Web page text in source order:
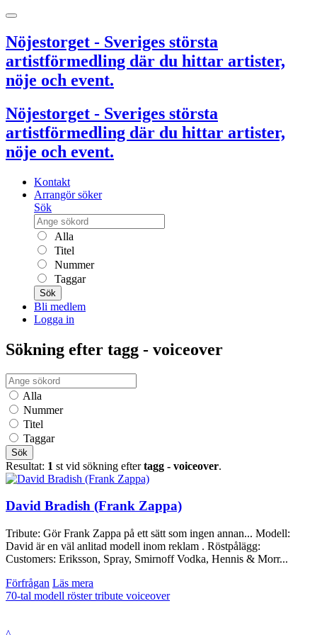
Nöjestorget - Sveriges största
artistförmedling där du hittar artister,
nöje och event.
Nöjestorget - Sveriges största
artistförmedling där du hittar artister,
nöje och event.
Kontakt
Arrangör söker
Sök
Alla
Titel
Nummer
Taggar
Sök
Bli medlem
Logga in
Sökning efter tagg - voiceover
Alla
Nummer
Titel
Taggar
Sök
Resultat: 1 st vid sökning eftertagg - voiceover.
David Bradish (Frank Zappa)
Tribute: Gör Frank Zappa på ett sätt som ingen annan... Modell:
David är en väl anlitad modell inom reklam . Röstpålägg:
Customers: Eriksson, Spray, Smirnoff Vodka, Hennis & Morr...
Förfrågan Läs mera
70-tal modell röstertribute voiceover